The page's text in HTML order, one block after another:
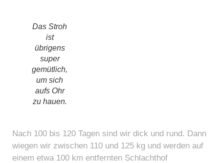
Das Stroh
ist
übrigens
super
gemütlich,
um sich
aufs Ohr
zu hauen.
Nach 100 bis 120 Tagen sind wir dick und rund. Dann
wiegen wir zwischen 110 und 125 kg und werden auf
einem etwa 100 km entfernten Schlachthof